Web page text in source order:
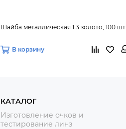
Шайба металлическая 1.3 золото, 100 шт
В корзину
КАТАЛОГ
Изготовление очков и
тестирование линз